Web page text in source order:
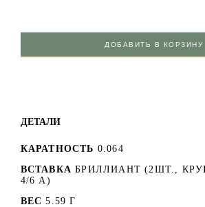
ДОБАВИТЬ В КОРЗИНУ
ДЕТАЛИ
КАРАТНОСТЬ 0.064
ВСТАВКА БРИЛЛИАНТ (2ШТ.,
4/6 А)
ВЕС 5.59 Г